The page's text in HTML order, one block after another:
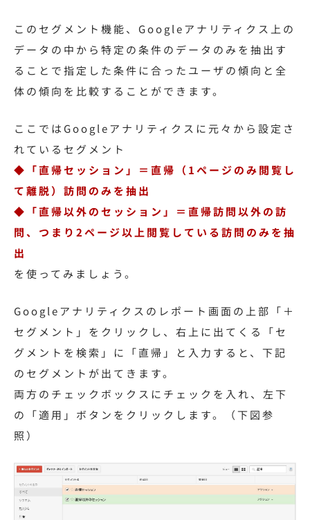
このセグメント機能、Googleアナリティクス上の
データの中から特定の条件のデータのみを抽出す
ることで指定した条件に合ったユーザの傾向と全
体の傾向を比較することができます。
ここではGoogleアナリティクスに元々から設定さ
れているセグメント
◆「直帰セッション」＝直帰（1ページのみ閲覧し
て離脱）訪問のみを抽出
◆「直帰以外のセッション」＝直帰訪問以外の訪
問、つまり2ページ以上閲覧している訪問のみを抽
出
を使ってみましょう。
Googleアナリティクスのレポート画面の上部「＋
セグメント」をクリックし、右上に出てくる「セ
グメントを検索」に「直帰」と入力すると、下記
のセグメントが出てきます。
両方のチェックボックスにチェックを入れ、左下
の「適用」ボタンをクリックします。（下図参
照）